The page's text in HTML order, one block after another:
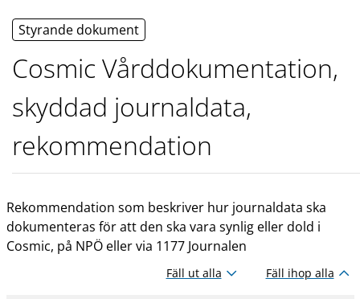
Styrande dokument
Cosmic Vårddokumentation,
skyddad journaldata,
rekommendation
Rekommendation som beskriver hur journaldata ska
dokumenteras för att den ska vara synlig eller dold i
Cosmic, på NPÖ eller via 1177 Journalen
Fäll ut alla Fäll ihop alla